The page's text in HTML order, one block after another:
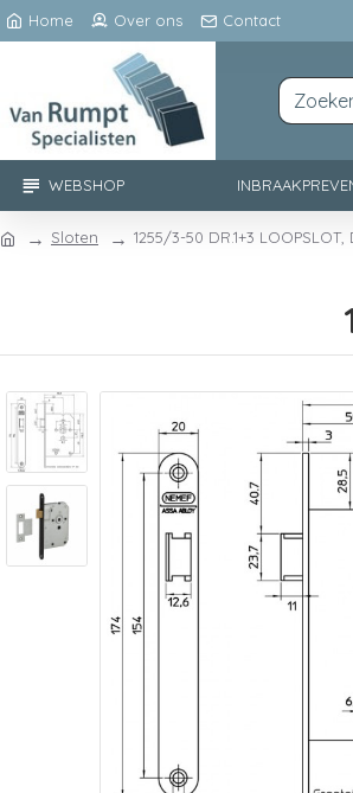
Home Over ons Contact
WEBSHOP
Sloten 1255/3-50 DR.1+3